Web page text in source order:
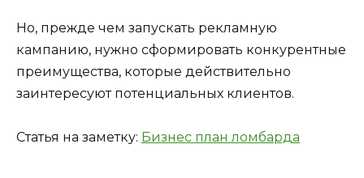
Но, прежде чем запускать рекламную
кампанию, нужно сформировать конкурентные
преимущества, которые действительно
заинтересуют потенциальных клиентов.
Статья на заметку: Бизнес план ломбарда